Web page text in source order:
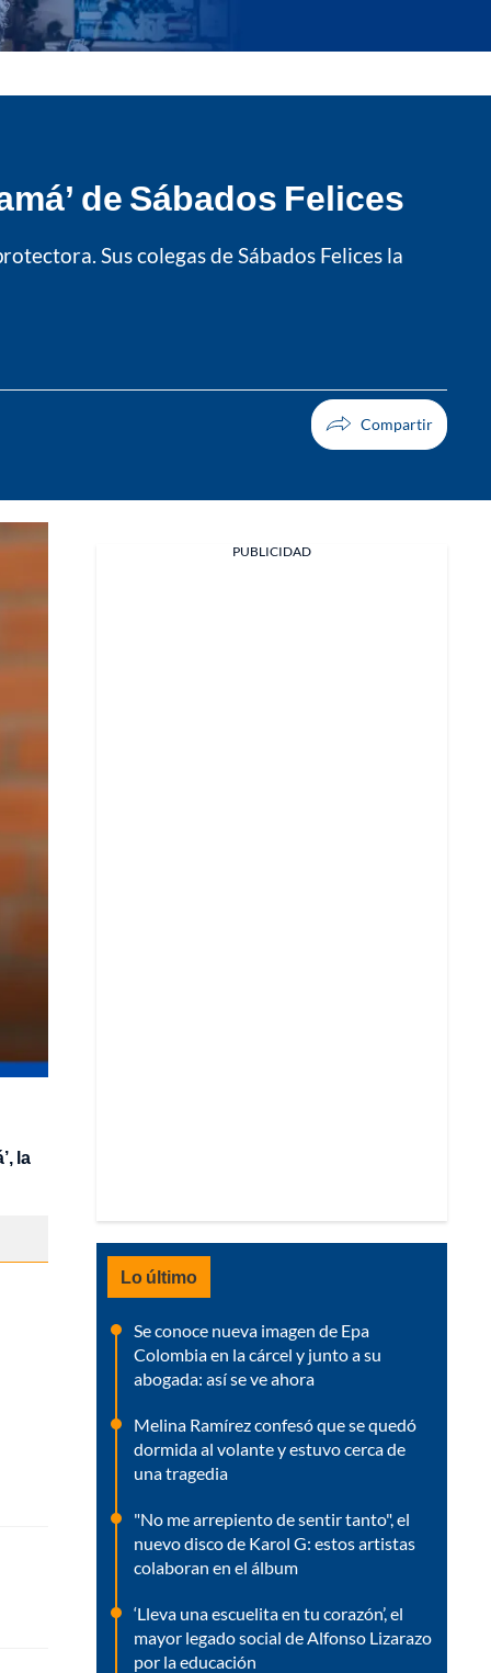
de Sábados Felices
Sus colegas de Sábados Felices la
la
PUBLICIDAD
Lo último
Se conoce nueva imagen de Epa
Colombia en la cárcel y junto a su
abogada: así se ve ahora
Melina Ramírez confesó que se quedó
dormida al volante y estuvo cerca de
una tragedia
"No me arrepiento de sentir tanto", el
nuevo disco de Karol G: estos artistas
colaboran en el álbum
‘Lleva una escuelita en tu corazón’, el
mayor legado social de Alfonso Lizarazo
por la educación